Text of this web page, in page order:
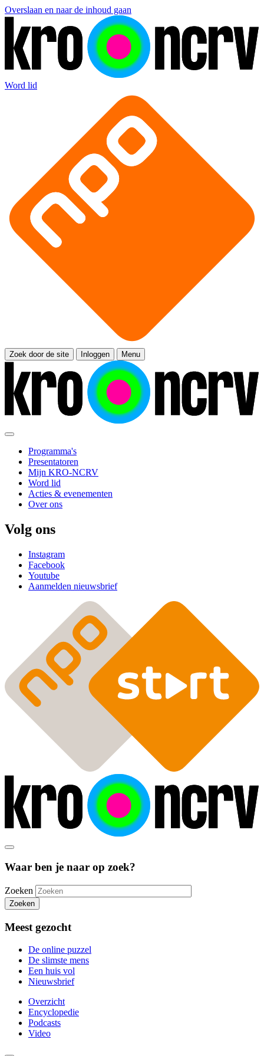
Overslaan en naar de inhoud gaan
Word lid
Zoek door de site Inloggen Menu
Programma's
Presentatoren
Mijn KRO-NCRV
Word lid
Acties & evenementen
Over ons
Volg ons
Instagram
Facebook
Youtube
Aanmelden nieuwsbrief
Waar ben je naar op zoek?
Zoeken
Zoeken
Meest gezocht
De online puzzel
De slimste mens
Een huis vol
Nieuwsbrief
Overzicht
Encyclopedie
Podcasts
Video